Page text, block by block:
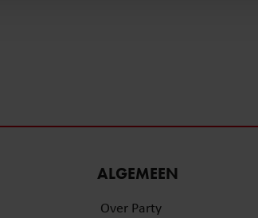
ALGEMEEN
Over Party